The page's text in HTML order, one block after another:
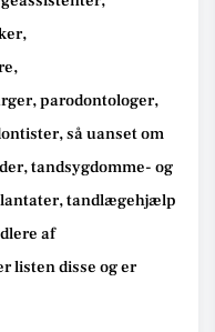
parodontologer,
såuanset om
tandsygdomme- og
tandlægehjælp
af
listen disse og er